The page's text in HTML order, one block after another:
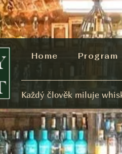
Home Program
Každý člověk miluje